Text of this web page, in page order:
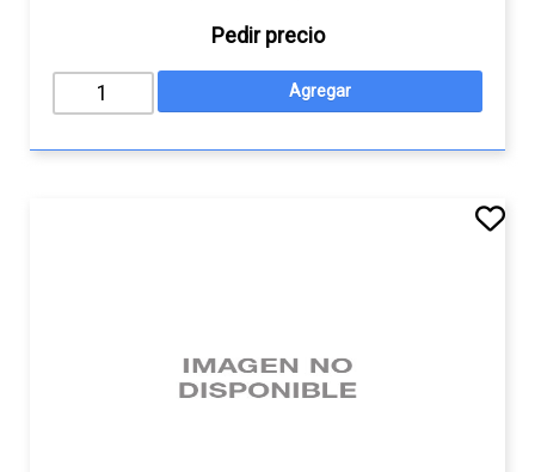
Pedir precio